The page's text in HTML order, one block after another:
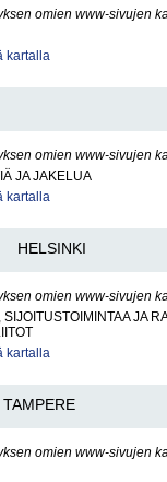
omien www-sivujen
kartalla
omien www-sivujen
JA JAKELUA
kartalla
HELSINKI
omien www-sivujen
SIJOITUSTOIMINTAA JA
kartalla
TAMPERE
omien www-sivujen